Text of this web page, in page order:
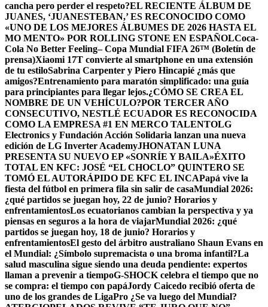
cancha pero perder el respeto?EL RECIENTE ÁLBUM DE
JUANES, ‘JUANESTEBAN,’ ES RECONOCIDO COMO
«UNO DE LOS MEJORES ÁLBUMES DE 2026 HASTA EL
MO MENTO» POR ROLLING STONE EN ESPAÑOLCoca-
Cola No Better Feeling– Copa Mundial FIFA 26™ (Boletín de
prensa)Xiaomi 17T convierte al smartphone en una extensión
de tu estiloSabrina Carpenter y Piero Hincapié ¿más que
amigos?Entrenamiento para maratón simplificado: una guía
para principiantes para llegar lejos.¿CÓMO SE CREA EL
NOMBRE DE UN VEHÍCULO?POR TERCER AÑO
CONSECUTIVO, NESTLÉ ECUADOR ES RECONOCIDA
COMO LA EMPRESA #1 EN MERCO TALENTOLG
Electronics y Fundación Acción Solidaria lanzan una nueva
edición de LG Inverter AcademyJHONATAN LUNA
PRESENTA SU NUEVO EP «SONRÍE Y BAILA»ÉXITO
TOTAL EN KFC: JOSÉ “EL CHOCLO” QUINTERO SE
TOMÓ EL AUTORÁPIDO DE KFC EL INCAPapá vive la
fiesta del fútbol en primera fila sin salir de casaMundial 2026:
¿qué partidos se juegan hoy, 22 de junio? Horarios y
enfrentamientosLos ecuatorianos cambian la perspectiva y ya
piensas en seguros a la hora de viajarMundial 2026: ¿qué
partidos se juegan hoy, 18 de junio? Horarios y
enfrentamientosEl gesto del árbitro australiano Shaun Evans en
el Mundial: ¿Símbolo supremacista o una broma infantil?La
salud masculina sigue siendo una deuda pendiente: expertos
llaman a prevenir a tiempoG-SHOCK celebra el tiempo que no
se compra: el tiempo con papáJordy Caicedo recibió oferta de
uno de los grandes de LigaPro ¿Se va luego del Mundial?